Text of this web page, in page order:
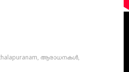
, ആരാധനകള്‍,